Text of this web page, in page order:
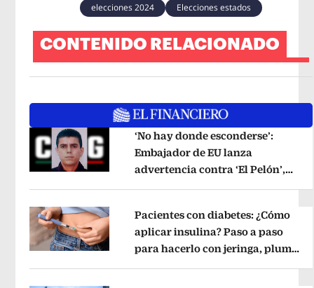
elecciones 2024
Elecciones estados
CONTENIDO RELACIONADO
‘No hay donde esconderse’:
Embajador de EU lanza
advertencia contra ‘El Pelón’,
Pacientes con diabetes: ¿Cómo
aplicar insulina? Paso a paso
para hacerlo con jeringa, pluma